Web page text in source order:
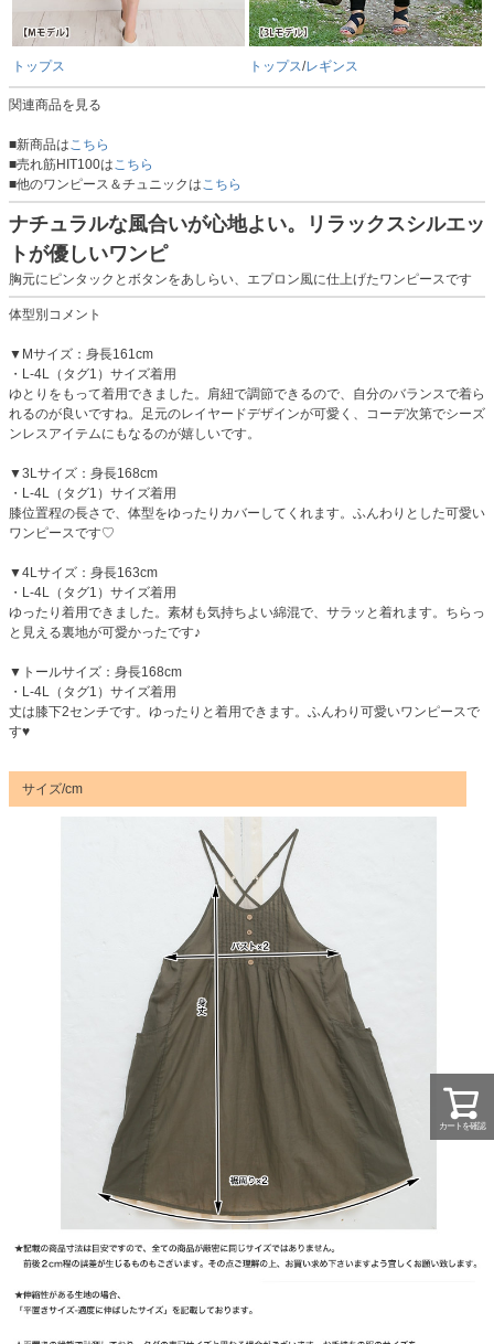
トップス トップス/レギンス
関連商品を見る
■新商品はこちら
■売れ筋HIT100はこちら
■他のワンピース＆チュニックはこちら
ナチュラルな風合いが心地よい。リラックスシルエッ
トが優しいワンピ
胸元にピンタックとボタンをあしらい、エプロン風に仕上げたワンピースです
体型別コメント
▼Mサイズ：身長161cm
・L-4L（タグ1）サイズ着用
ゆとりをもって着用できました。肩紐で調節できるので、自分のバランスで着ら
れるのが良いですね。足元のレイヤードデザインが可愛く、コーデ次第でシーズ
ンレスアイテムにもなるのが嬉しいです。
▼3Lサイズ：身長168cm
・L-4L（タグ1）サイズ着用
膝位置程の長さで、体型をゆったりカバーしてくれます。ふんわりとした可愛い
ワンピースです♡
▼4Lサイズ：身長163cm
・L-4L（タグ1）サイズ着用
ゆったり着用できました。素材も気持ちよい綿混で、サラッと着れます。ちらっ
と見える裏地が可愛かったです♪
▼トールサイズ：身長168cm
・L-4L（タグ1）サイズ着用
丈は膝下2センチです。ゆったりと着用できます。ふんわり可愛いワンピースで
す♥
サイズ/cm
カートを確認